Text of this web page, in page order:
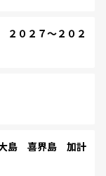
０２７～２０２
島 喜界島 加計